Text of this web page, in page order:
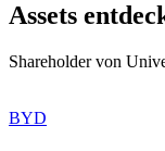
Assets
Shareholder von
BYD